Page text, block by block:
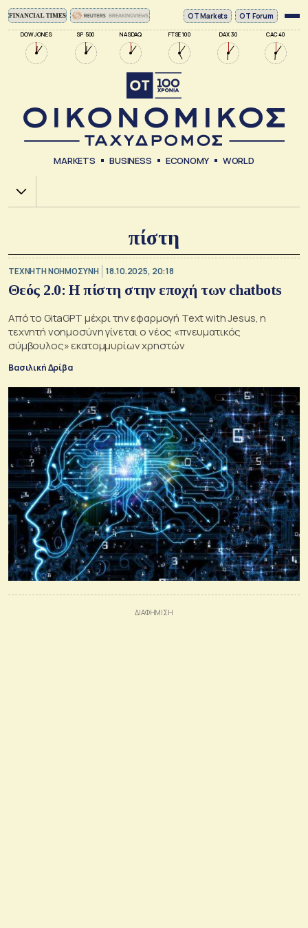
DOW JONES SP 500 NASDAQ FTSE 100 DAX 30 CAC 40
ΟΤ Markets OT Forum
MARKETS BUSINESS ECONOMY WORLD
Χ.Α.
πίστη
TΕΧΝΗΤΗ ΝΟΗΜΟΣΥΝΗ 18.10.2025, 20:18
Θεός 2.0: Η πίστη στην εποχή των chatbots
Από το GitaGPT μέχρι την εφαρμογή Text with Jesus, η
τεχνητή νοημοσύνη γίνεται ο νέος «πνευματικός
σύμβουλος» εκατομμυρίων χρηστών
Βασιλική Δρίβα